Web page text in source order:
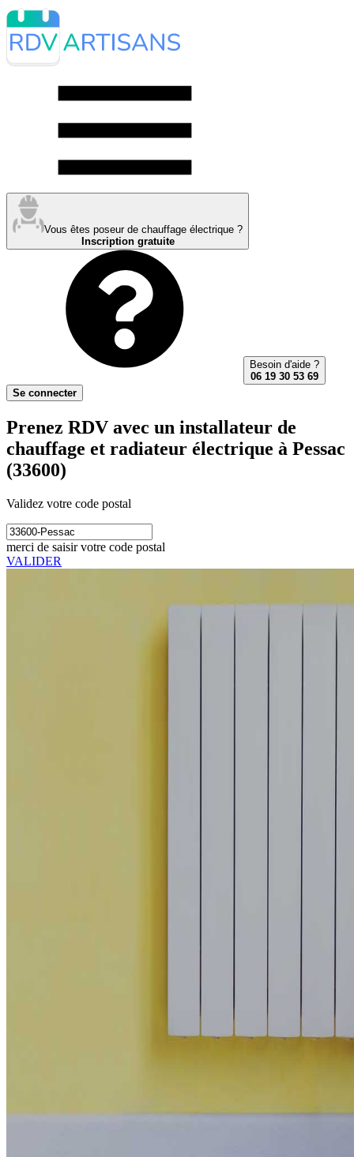
Vous êtes poseur de chauffage électrique ?
Inscription gratuite
Besoin d'aide ?
06 19 30 53 69
Se connecter
Prenez RDV avec un installateur de
chauffage et radiateur électrique à Pessac
(33600)
Validez votre code postal
merci de saisir votre code postal
VALIDER